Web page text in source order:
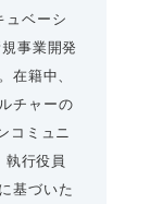
ュベーシ
事業開発
在籍中、
チャーの
コミュニ
行役員
基づいた